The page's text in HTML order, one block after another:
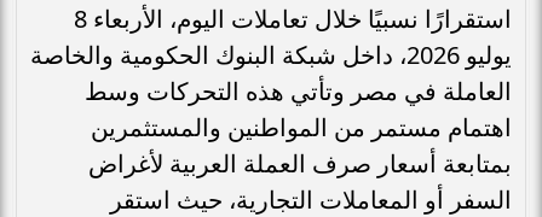
استقرارًا نسبيًا خلال تعاملات اليوم، الأربعاء 8
يوليو 2026، داخل شبكة البنوك الحكومية والخاصة
العاملة في مصر وتأتي هذه التحركات وسط
اهتمام مستمر من المواطنين والمستثمرين
بمتابعة أسعار صرف العملة العربية لأغراض
السفر أو المعاملات التجارية، حيث استقر